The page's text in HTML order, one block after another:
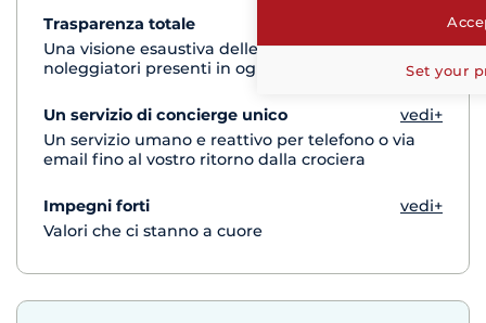
Trasparenza totale
Una visione esaustiva delle barche di tutti i
noleggiatori presenti in ogni destinazione
Un servizio di concierge unico
vedi+
Un servizio umano e reattivo per telefono o via
email fino al vostro ritorno dalla crociera
Impegni forti
vedi+
Valori che ci stanno a cuore
Set your